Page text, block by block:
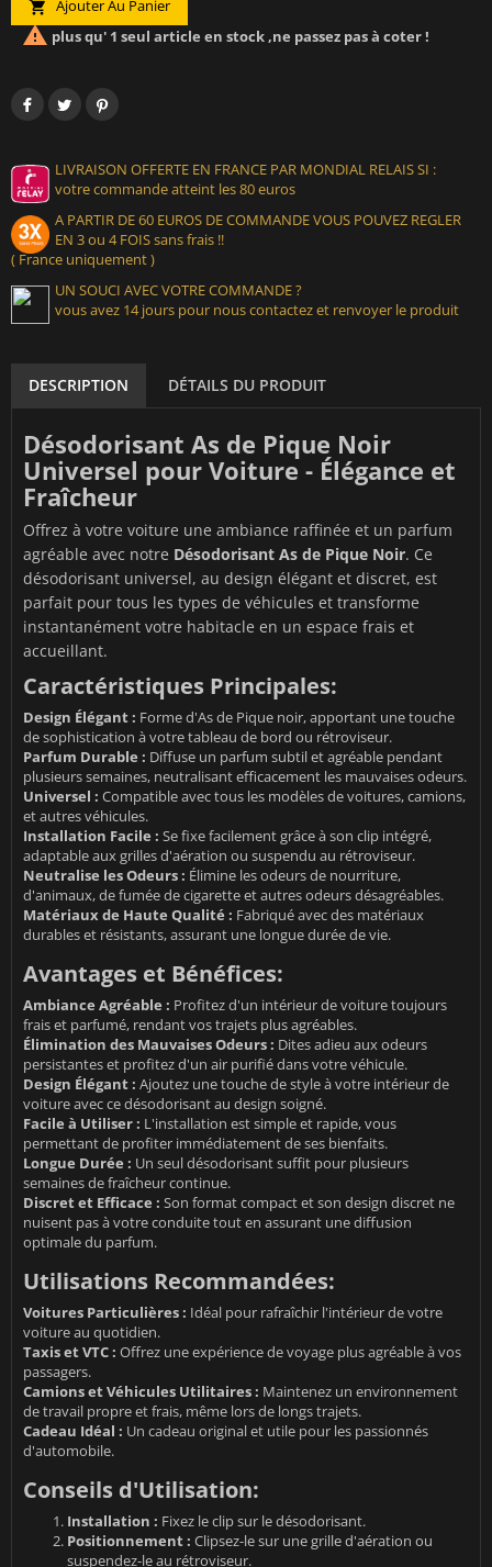
 Ajouter Au Panier
 plus qu' 1 seul article en stock ,ne passez pas à coter !
LIVRAISON OFFERTE EN FRANCE PAR MONDIAL RELAIS SI :
votre commande atteint les 80 euros
A PARTIR DE 60 EUROS DE COMMANDE VOUS POUVEZ REGLER
EN 3 ou 4 FOIS sans frais !!
( France uniquement )
UN SOUCI AVEC VOTRE COMMANDE ?
vous avez 14 jours pour nous contactez et renvoyer le produit
DESCRIPTION DÉTAILS DU PRODUIT
Désodorisant As de Pique Noir
Universel pour Voiture - Élégance et
Fraîcheur
Offrez à votre voiture une ambiance raffinée et un parfum
agréable avec notre Désodorisant As de Pique Noir. Ce
désodorisant universel, au design élégant et discret, est
parfait pour tous les types de véhicules et transforme
instantanément votre habitacle en un espace frais et
accueillant.
Caractéristiques Principales:
Design Élégant : Forme d'As de Pique noir, apportant une touche
de sophistication à votre tableau de bord ou rétroviseur.
Parfum Durable : Diffuse un parfum subtil et agréable pendant
plusieurs semaines, neutralisant efficacement les mauvaises odeurs.
Universel : Compatible avec tous les modèles de voitures, camions,
et autres véhicules.
Installation Facile : Se fixe facilement grâce à son clip intégré,
adaptable aux grilles d'aération ou suspendu au rétroviseur.
Neutralise les Odeurs : Élimine les odeurs de nourriture,
d'animaux, de fumée de cigarette et autres odeurs désagréables.
Matériaux de Haute Qualité : Fabriqué avec des matériaux
durables et résistants, assurant une longue durée de vie.
Avantages et Bénéfices:
Ambiance Agréable : Profitez d'un intérieur de voiture toujours
frais et parfumé, rendant vos trajets plus agréables.
Élimination des Mauvaises Odeurs : Dites adieu aux odeurs
persistantes et profitez d'un air purifié dans votre véhicule.
Design Élégant : Ajoutez une touche de style à votre intérieur de
voiture avec ce désodorisant au design soigné.
Facile à Utiliser : L'installation est simple et rapide, vous
permettant de profiter immédiatement de ses bienfaits.
Longue Durée : Un seul désodorisant suffit pour plusieurs
semaines de fraîcheur continue.
Discret et Efficace : Son format compact et son design discret ne
nuisent pas à votre conduite tout en assurant une diffusion
optimale du parfum.
Utilisations Recommandées:
Voitures Particulières : Idéal pour rafraîchir l'intérieur de votre
voiture au quotidien.
Taxis et VTC : Offrez une expérience de voyage plus agréable à vos
passagers.
Camions et Véhicules Utilitaires : Maintenez un environnement
de travail propre et frais, même lors de longs trajets.
Cadeau Idéal : Un cadeau original et utile pour les passionnés
d'automobile.
Conseils d'Utilisation:
Installation : Fixez le clip sur le désodorisant.
Positionnement : Clipsez-le sur une grille d'aération ou
suspendez-le au rétroviseur.